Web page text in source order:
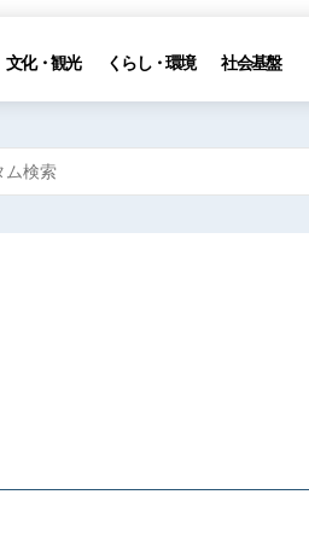
文化・観光 くらし・環境 社会基盤